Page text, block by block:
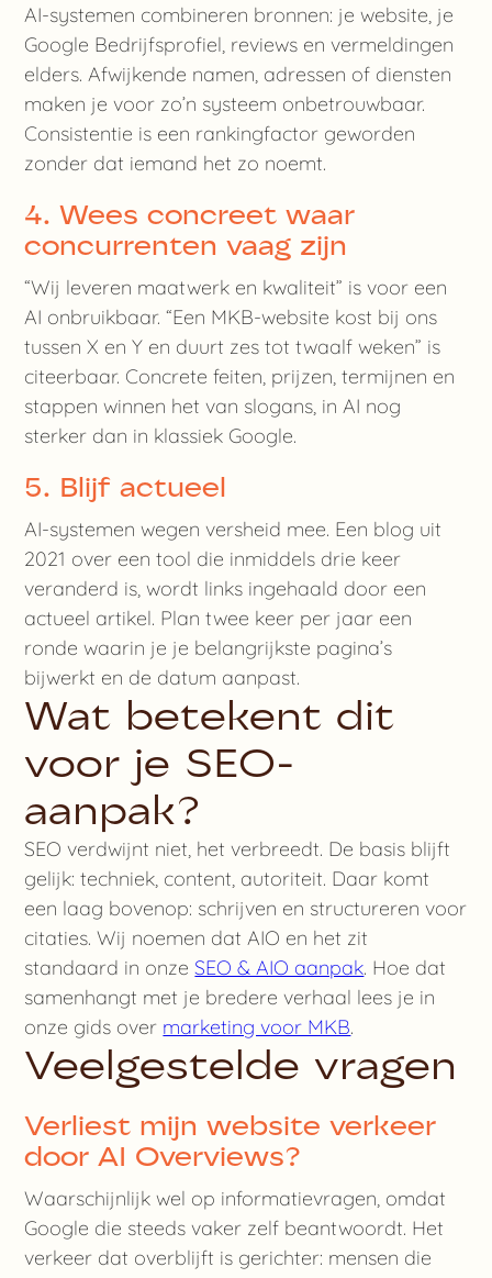
AI-systemen combineren bronnen: je website, je
Google Bedrijfsprofiel, reviews en vermeldingen
elders. Afwijkende namen, adressen of diensten
maken je voor zo’n systeem onbetrouwbaar.
Consistentie is een rankingfactor geworden
zonder dat iemand het zo noemt.
4. Wees concreet waar
concurrenten vaag zijn
“Wij leveren maatwerk en kwaliteit” is voor een
AI onbruikbaar. “Een MKB-website kost bij ons
tussen X en Y en duurt zes tot twaalf weken” is
citeerbaar. Concrete feiten, prijzen, termijnen en
stappen winnen het van slogans, in AI nog
sterker dan in klassiek Google.
5. Blijf actueel
AI-systemen wegen versheid mee. Een blog uit
2021 over een tool die inmiddels drie keer
veranderd is, wordt links ingehaald door een
actueel artikel. Plan twee keer per jaar een
ronde waarin je je belangrijkste pagina’s
bijwerkt en de datum aanpast.
Wat betekent dit
voor je SEO-
aanpak?
SEO verdwijnt niet, het verbreedt. De basis blijft
gelijk: techniek, content, autoriteit. Daar komt
een laag bovenop: schrijven en structureren voor
citaties. Wij noemen dat AIO en het zit
standaard in onzeSEO & AIO aanpak. Hoe dat
samenhangt met je bredere verhaal lees je in
onze gids over marketing voor MKB.
Veelgestelde vragen
Verliest mijn website verkeer
door AI Overviews?
Waarschijnlijk wel op informatievragen, omdat
Google die steeds vaker zelf beantwoordt. Het
verkeer dat overblijft is gerichter: mensen die